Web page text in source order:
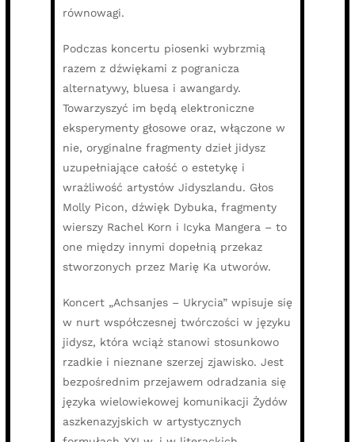
równowagi.
Podczas koncertu piosenki wybrzmią
razem z dźwiękami z pogranicza
alternatywy, bluesa i awangardy.
Towarzyszyć im będą elektroniczne
eksperymenty głosowe oraz, włączone w
nie, oryginalne fragmenty dzieł jidysz
uzupełniające całość o estetykę i
wrażliwość artystów Jidyszlandu. Głos
Molly Picon, dźwięk Dybuka, fragmenty
wierszy Rachel Korn i Icyka Mangera – to
one między innymi dopełnią przekaz
stworzonych przez Marię Ka utworów.
Koncert „Achsanjes – Ukrycia” wpisuje się
w nurt współczesnej twórczości w języku
jidysz, która wciąż stanowi stosunkowo
rzadkie i nieznane szerzej zjawisko. Jest
bezpośrednim przejawem odradzania się
języka wielowiekowej komunikacji Żydów
aszkenazyjskich w artystycznych